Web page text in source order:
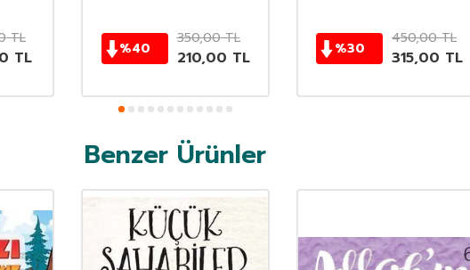
TL
TL %40
350,00TL
210,00 TL %30
450,00TL
315,00 TL
Benzer Ürünler